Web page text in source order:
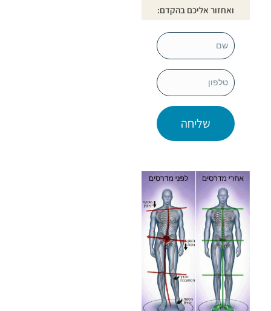
ואחזור אליכם בהקדם:
שם
טלפון
שליחה